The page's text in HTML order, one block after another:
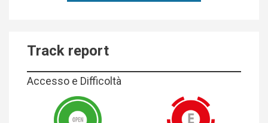
Track report
Accesso e Difficoltà